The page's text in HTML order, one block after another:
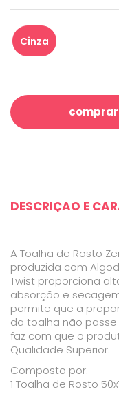
Cinza
DESCRIÇÃO E
A Toalha de Rosto
produzida com
Twist proporciona
absorção e
permite que a
da toalha não
faz com que o
Qualidade Superior.
Composto por:
1 Toalha de Rosto